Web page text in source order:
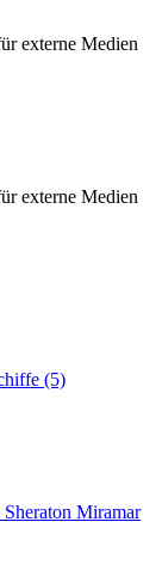
externe Medien
externe Medien
(5)
Miramar